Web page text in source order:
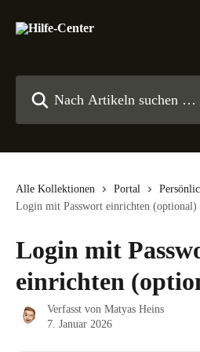
Alle Kollektionen Portal
Login mit Passwort einrichten (optional)
Login mit
einrichten
Verfasst von Matyas Heins
7. Januar 2026